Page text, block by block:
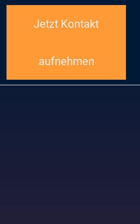
Jetzt Kontakt
aufnehmen